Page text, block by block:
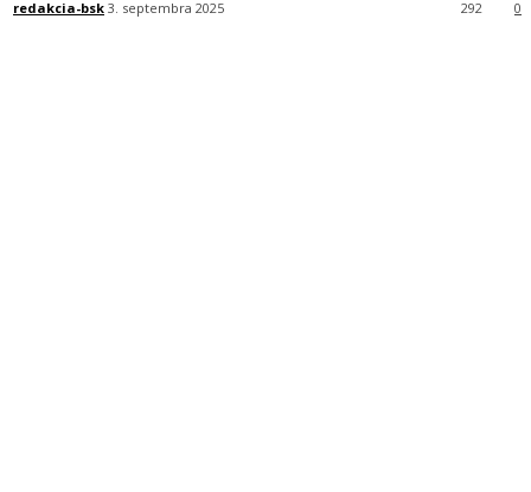
redakcia-bsk 3. septembra 2025 0
292